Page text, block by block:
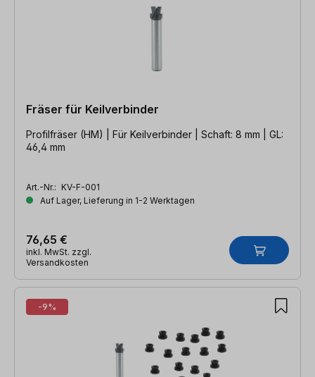
Fräser für Keilverbinder
Profilfräser (HM) | Für Keilverbinder | Schaft: 8 mm | GL:
46,4 mm
Art.-Nr.: KV-F-001
Auf Lager, Lieferung in 1-2 Werktagen
76,65 €
inkl. MwSt. zzgl.
Versandkosten
-9%